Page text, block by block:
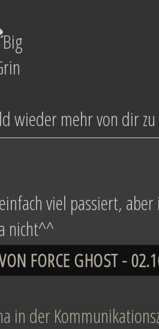
wieder mehr von dir
viel passiert,
nicht^^
FORCE GHOST -
in der